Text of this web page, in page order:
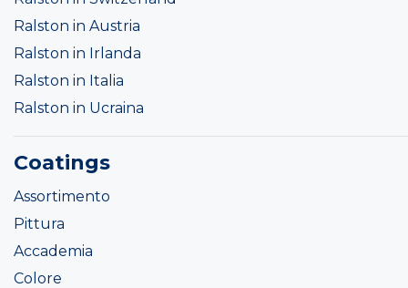
Ralston in Austria
Ralston in Irlanda
Ralston in Italia
Ralston in Ucraina
Coatings
Assortimento
Pittura
Accademia
Colore